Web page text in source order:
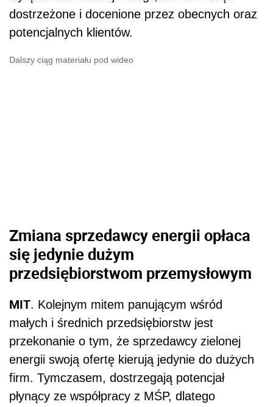
dostrzeżone i docenione przez obecnych oraz
potencjalnych klientów.
Dalszy ciąg materiału pod wideo
Zmiana sprzedawcy energii opłaca
się jedynie dużym
przedsiębiorstwom przemysłowym
MIT. Kolejnym mitem panującym wśród
małych i średnich przedsiębiorstw jest
przekonanie o tym, że sprzedawcy zielonej
energii swoją ofertę kierują jedynie do dużych
firm. Tymczasem, dostrzegają potencjał
płynący ze współpracy z MŚP, dlatego